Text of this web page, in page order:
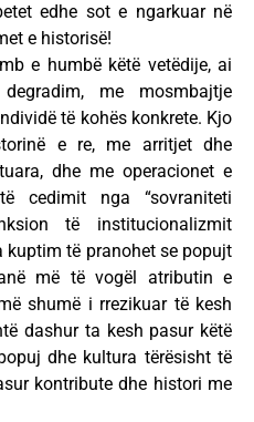
edhe sot e ngarkuar në
e historisë!
e humbë këtë vetëdije, ai
me mosmbajtje
të kohës konkrete. Kjo
e re, me arritjet dhe
dhe me operacionet e
cedimit nga “sovraniteti
të institucionalizmit
kuptim të pranohet se popujt
më të vogël atributin e
shumë i rrezikuar të kesh
dashur ta kesh pasur këtë
dhe kultura tërësisht të
kontribute dhe histori me